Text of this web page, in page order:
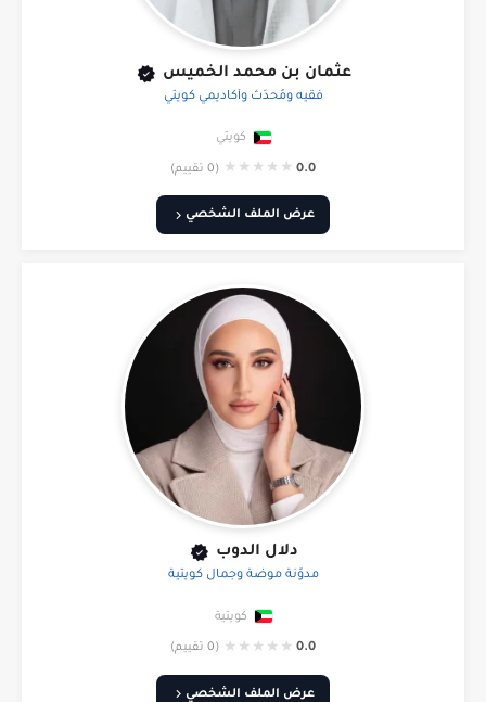
عثمان بن محمد الخميس
فقيه ومُحدِّث وأكاديمي كويتي
كويتي
0.0
★
★
★
★
★ (0 تقييم)
عرض الملف الشخصي
دلال الدوب
مدوّنة موضة وجمال كويتية
كويتية
0.0
★
★
★
★
★ (0 تقييم)
عرض الملف الشخصي